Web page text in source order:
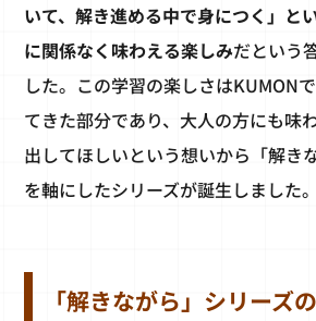
いて、解き進める中で身につく」と
に関係なく味わえる楽しみだという
した。この学習の楽しさはKUMON
てきた部分であり、大人の方にも味
出してほしいという想いから「解き
を軸にしたシリーズが誕生しました。
「解きながら」シリーズ